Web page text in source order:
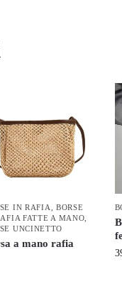
IN RAFIA
BORSE
FATTE A MANO
UNCINETTO
a mano rafia